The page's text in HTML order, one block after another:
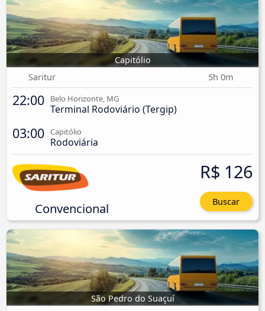
Capitólio
Saritur
5h 0m
22:00 Belo Horizonte, MG
Terminal Rodoviário (Tergip)
03:00 Capitólio
Rodoviária
Convencional
R$ 126
Buscar
São Pedro do Suaçuí